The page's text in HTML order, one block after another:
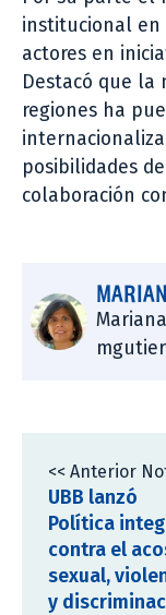
institucional en
actores en
Destacó que la
regiones ha
posibilidades
colaboración
<< Anterior
UBB lanzó
Política
contra el
sexual,
y